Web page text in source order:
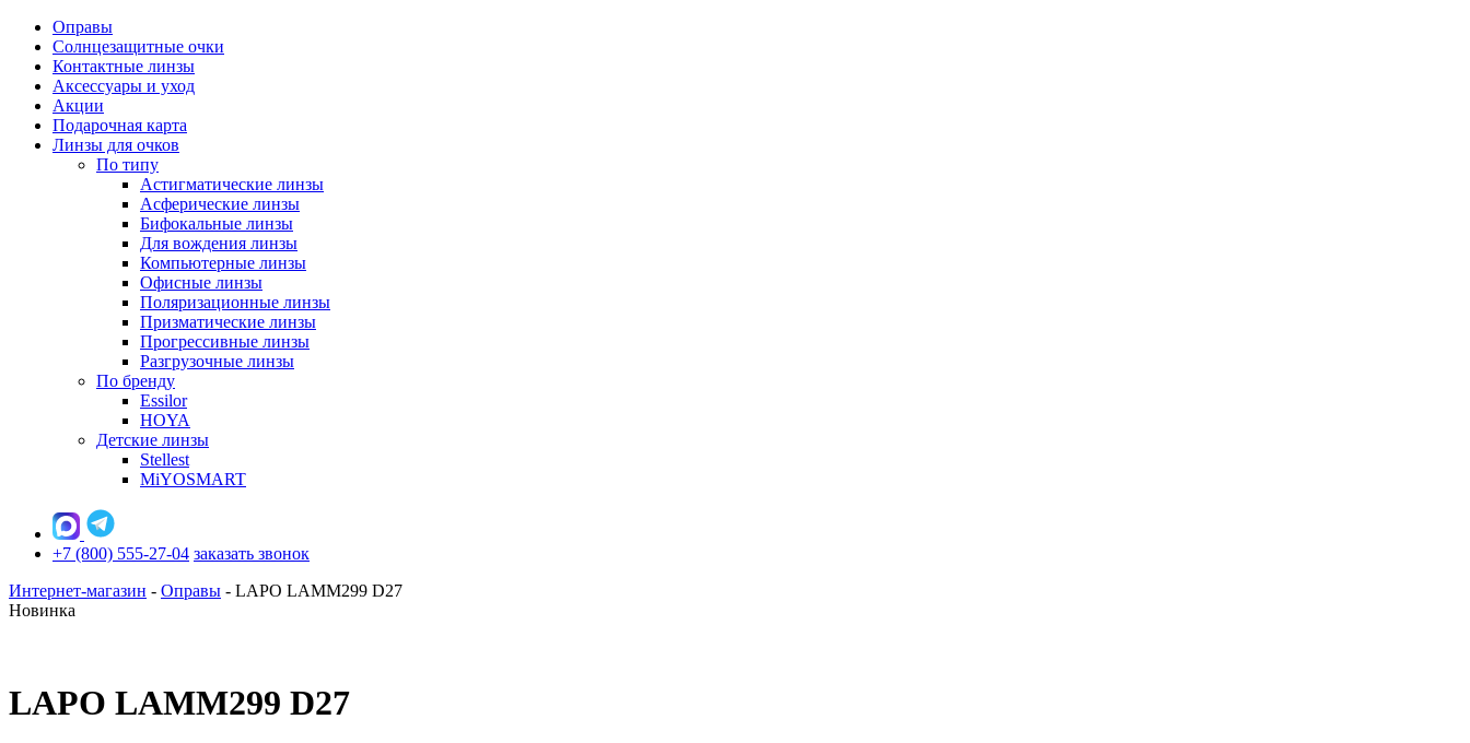
Оправы
Солнцезащитные очки
Контактные линзы
Аксессуары и уход
Акции
Подарочная карта
Линзы для очков
По типу
Астигматические линзы
Асферические линзы
Бифокальные линзы
Для вождения линзы
Компьютерные линзы
Офисные линзы
Поляризационные линзы
Призматические линзы
Прогрессивные линзы
Разгрузочные линзы
По бренду
Essilor
HOYA
Детские линзы
Stellest
MiYOSMART
+7 (800) 555-27-04 заказать звонок
Интернет-магазин - Оправы - LAPO LAMM299 D27
Новинка
LAPO LAMM299 D27